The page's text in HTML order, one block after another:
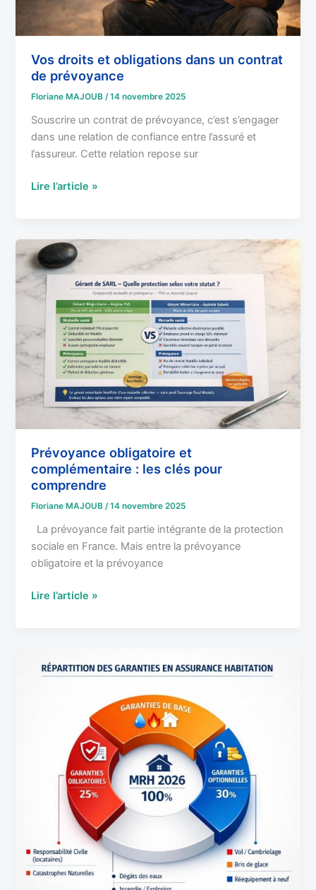
Vos droits et obligations dans un contrat
de prévoyance
Floriane MAJOUB/14 novembre 2025
Souscrire un contrat de prévoyance, c’est s’engager
dans une relation de confiance entre l’assuré et
l’assureur. Cette relation repose sur
Lire l’article »
Prévoyance obligatoire et
complémentaire : les clés pour
comprendre
Floriane MAJOUB/14 novembre 2025
La prévoyance fait partie intégrante de la protection
sociale en France. Mais entre la prévoyance
obligatoire et la prévoyance
Prévoyance
obligatoire
et
complémentaire
les
pour
comprendre
Lire l’article »
garanties
assurance